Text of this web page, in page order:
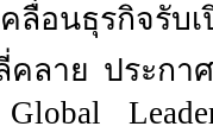
ลื่อนธุรกิจรับ
คลาย ประกา